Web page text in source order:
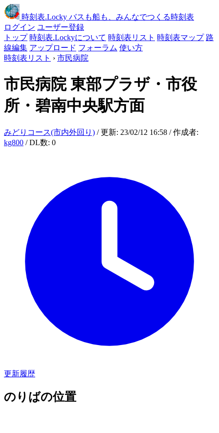
時刻表.Locky バスも船も、みんなでつくる時刻表
ログイン ユーザー登録
トップ 時刻表.Lockyについて 時刻表リスト 時刻表マップ 路
線編集 アップロード フォーラム 使い方
時刻表リスト › 市民病院
市民病院東部プラザ・市役
所・碧南中央駅方面
みどりコース(市内外回り) / 更新: 23/02/12 16:58 / 作成者:
kg800 / DL数: 0
更新履歴
のりばの位置